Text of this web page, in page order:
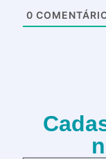
0